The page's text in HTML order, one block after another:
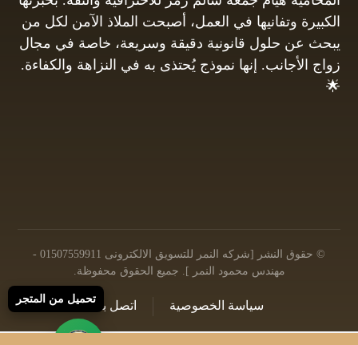
الكبيرة وتفانيها في العمل، أصبحت الملاذ الآمن لكل من
يبحث عن حلول قانونية دقيقة وسريعة، خاصة في مجال
زواج الأجانب. إنها نموذج يُحتذى به في النزاهة والكفاءة.
🌟
© حقوق النشر [شركه النمر للتسويق الالكترونى 01507559911 -
مهندس محمود النمر ]. جميع الحقوق محفوظة.
اتصل بنا سياسة الخصوصية تحميل من المتجر